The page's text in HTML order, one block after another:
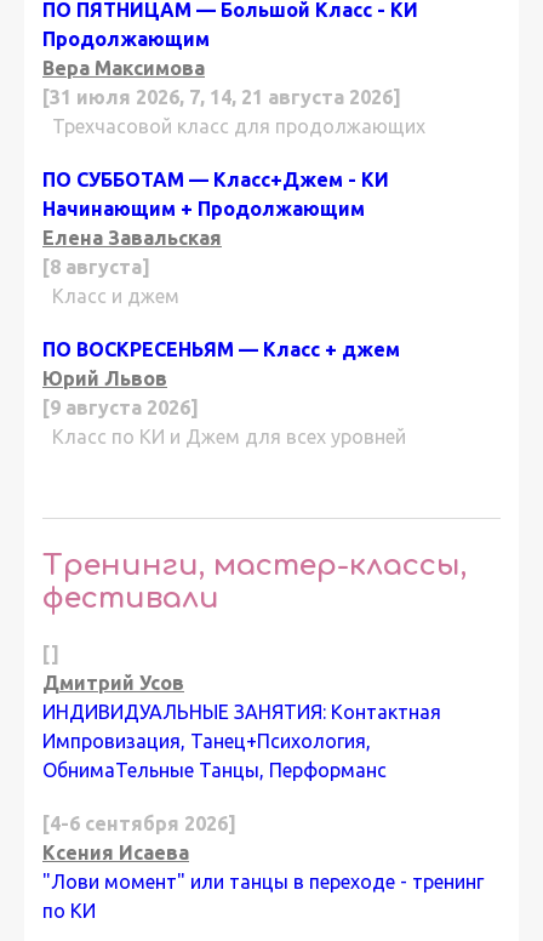
ПО ПЯТНИЦАМ — Большой Класс - КИ
Продолжающим
Вера Максимова
[31 июля 2026, 7, 14, 21 августа 2026]
Трехчасовой класс для продолжающих
ПО СУББОТАМ — Класс+Джем - КИ
Начинающим + Продолжающим
Елена Завальская
[8 августа]
Класс и джем
ПО ВОСКРЕСЕНЬЯМ — Класс + джем
Юрий Львов
[9 августа 2026]
Класс по КИ и Джем для всех уровней
Тренинги, мастер-классы,
фестивали
[]
Дмитрий Усов
ИНДИВИДУАЛЬНЫЕ ЗАНЯТИЯ: Контактная
Импровизация, Танец+Психология,
ОбнимаТельные Танцы, Перформанс
[4-6 сентября 2026]
Ксения Исаева
"Лови момент" или танцы в переходе - тренинг
по КИ